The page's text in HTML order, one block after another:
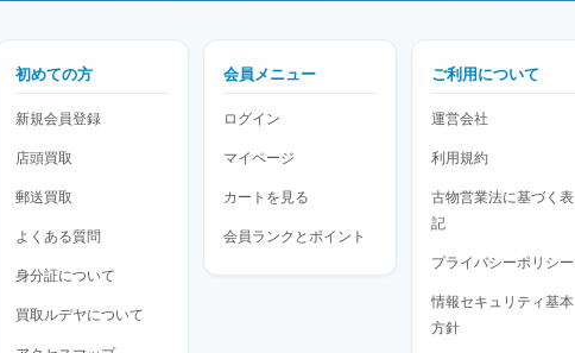
初めての方
新規会員登録
店頭買取
郵送買取
よくある質問
身分証について
買取ルデヤについて
会員メニュー
ログイン
マイページ
カートを見る
会員ランクとポイント
ご利用について
運営会社
利用規約
古物営業法に基づく表
記
プライバシーポリシー
情報セキュリティ基本
方針